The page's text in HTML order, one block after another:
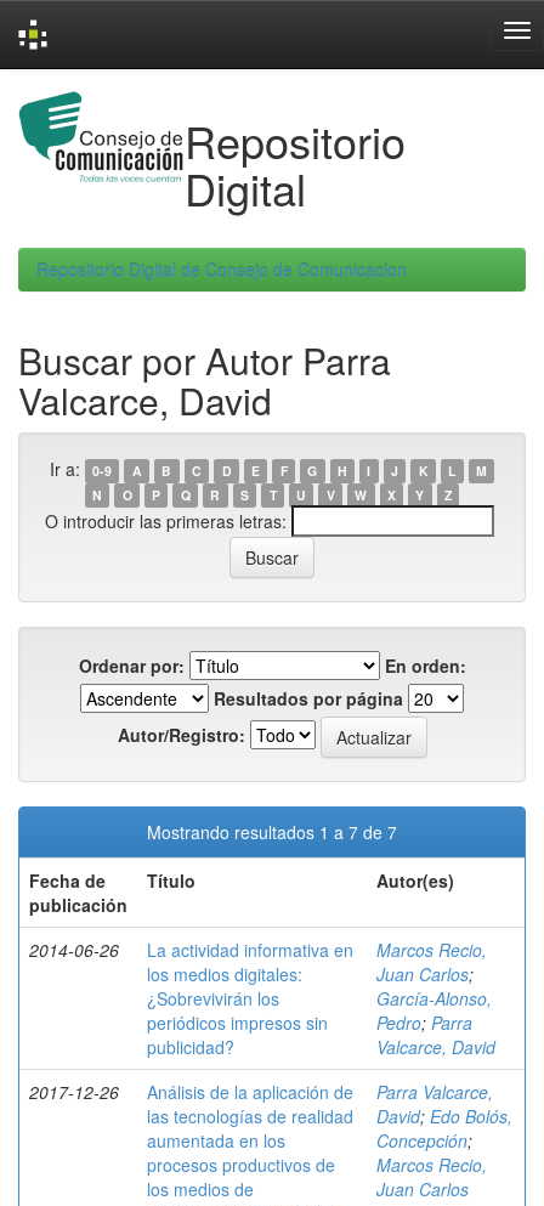
navigation
Repositorio
Digital
Repositorio Digital de Consejo de Comunicacion
Buscar por Autor Parra
Valcarce, David
Ir a: 0-9 A B C D E F G H I J K L
M
N
O P Q R S T U V W X Y Z
O introducir las primeras letras:
Ordenar por:
En orden:
Resultados por página
Autor/Registro:
Mostrando resultados 1 a 7 de 7
Fecha de
publicación
Título Autor(es)
2014-06-26
La actividad informativa en
los medios digitales:
¿Sobrevivirán los
periódicos impresos sin
publicidad?
Marcos Recio,
Juan Carlos;
García-Alonso,
Pedro; Parra
Valcarce, David
2017-12-26
Análisis de la aplicación de
las tecnologías de realidad
aumentada en los
procesos productivos de
los medios de
Parra Valcarce,
David; Edo Bolós,
Concepción;
Marcos Recio,
Juan Carlos